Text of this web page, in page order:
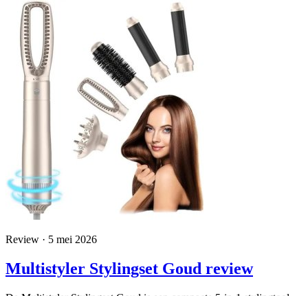
Review · 5 mei 2026
Multistyler Stylingset Goud review